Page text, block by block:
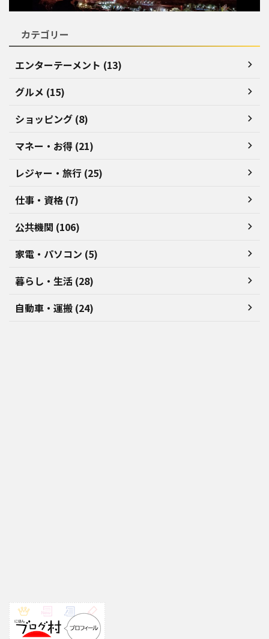
カテゴリー
エンターテーメント (13)
グルメ (15)
ショッピング (8)
マネー・お得 (21)
レジャー・旅行 (25)
仕事・資格 (7)
公共機関 (106)
家電・パソコン (5)
暮らし・生活 (28)
自動車・運搬 (24)